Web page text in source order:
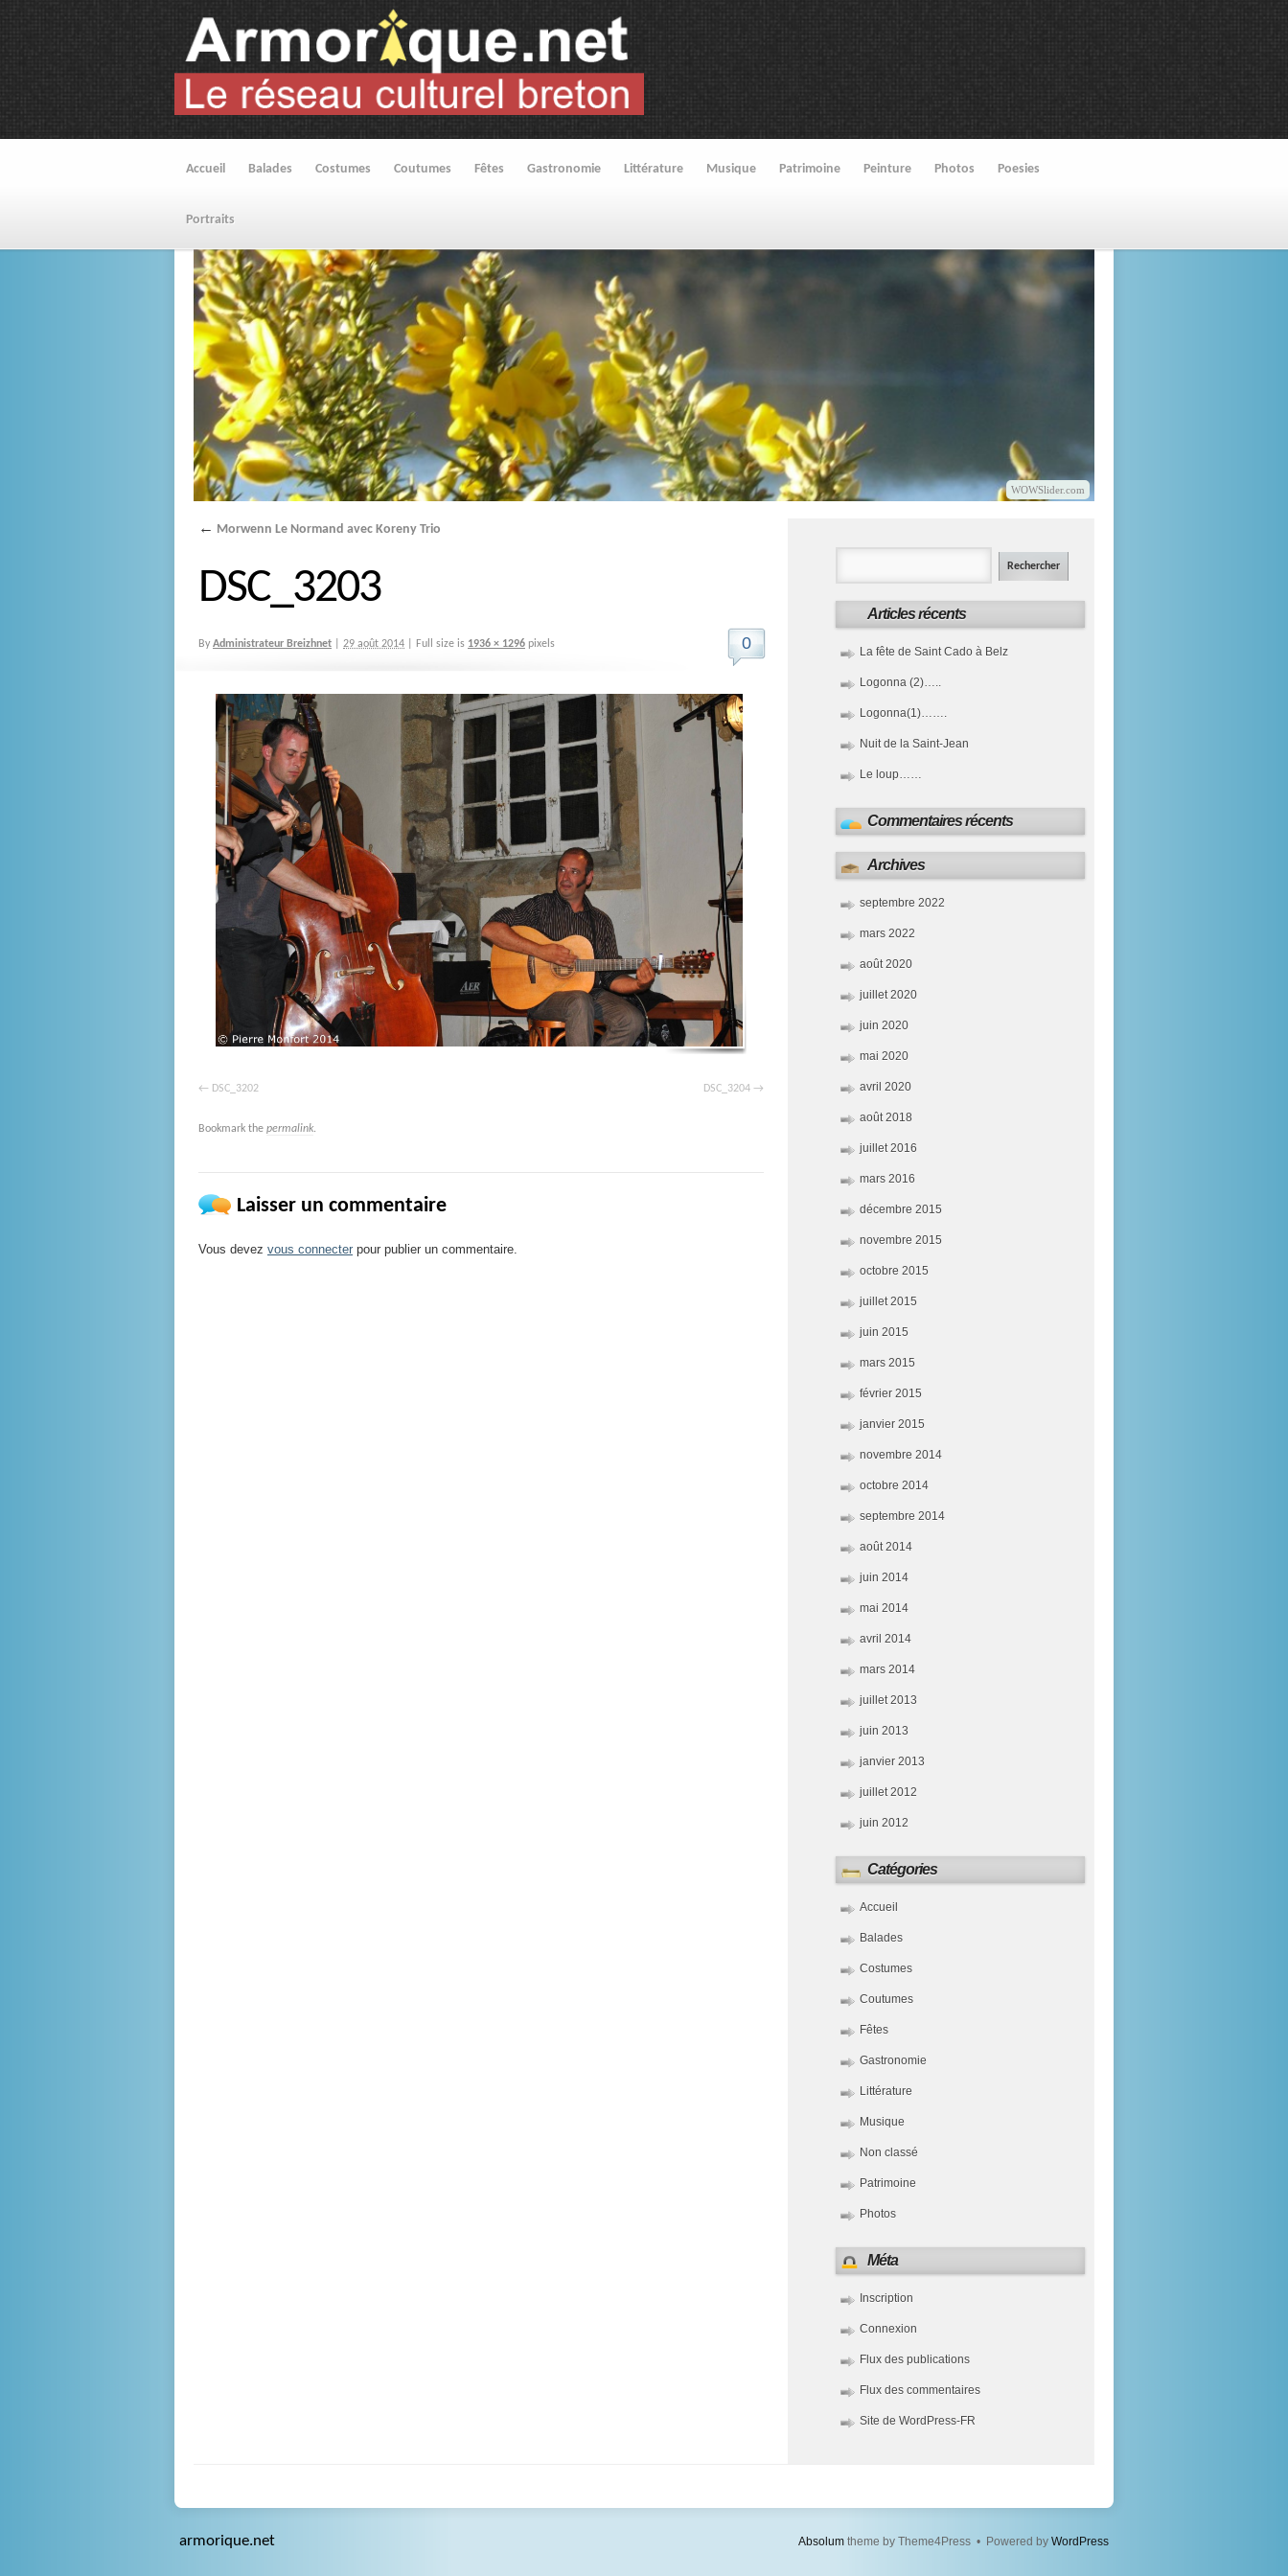
Accueil Balades Costumes Coutumes Fêtes Gastronomie Littérature Musique Patrimoine Peinture Photos Poesies
Portraits
WOWSlider.com
← Morwenn Le Normand avec Koreny Trio
DSC_3203
By Administrateur Breizhnet 29 août 2014 Full size is 1936 × 1296 pixels 0
DSC_3202 DSC_3204
Bookmark the permalink.
Laisser un commentaire
Vous devez vous connecter pour publier un commentaire.
Articles récents
La fête de Saint Cado à Belz
Logonna (2)…..
Logonna(1)…….
Nuit de la Saint-Jean
Le loup……
Commentaires récents
Archives
septembre 2022
mars 2022
août 2020
juillet 2020
juin 2020
mai 2020
avril 2020
août 2018
juillet 2016
mars 2016
décembre 2015
novembre 2015
octobre 2015
juillet 2015
juin 2015
mars 2015
février 2015
janvier 2015
novembre 2014
octobre 2014
septembre 2014
août 2014
juin 2014
mai 2014
avril 2014
mars 2014
juillet 2013
juin 2013
janvier 2013
juillet 2012
juin 2012
Catégories
Accueil
Balades
Costumes
Coutumes
Fêtes
Gastronomie
Littérature
Musique
Non classé
Patrimoine
Photos
Méta
Inscription
Connexion
Flux des publications
Flux des commentaires
Site de WordPress-FR
armorique.net Absolum theme by Theme4Press • Powered by WordPress